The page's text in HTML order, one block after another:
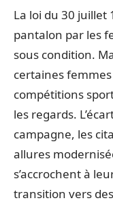
La loi du 30 juillet
pantalon par les
sous condition.
certaines
compétitions
les regards.
campagne, les
allures
s’accrochent à
transition vers